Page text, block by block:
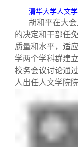
清华大学人文
胡和平在大
的决定和干部任
质量和水平，适
学两个学科群建
校务会议讨论通
人出任人文学院院